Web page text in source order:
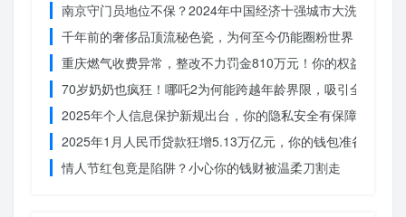
南京守门员地位不保？2024年中国经济十强城市大洗牌
千年前的奢侈品顶流秘色瓷，为何至今仍能圈粉世界？揭秘
重庆燃气收费异常，整改不力罚金810万元！你的权益被侵犯
70岁奶奶也疯狂！哪吒2为何能跨越年龄界限，吸引全民观影
2025年个人信息保护新规出台，你的隐私安全有保障了吗？
2025年1月人民币贷款狂增5.13万亿元，你的钱包准备好了吗
情人节红包竟是陷阱？小心你的钱财被温柔刀割走